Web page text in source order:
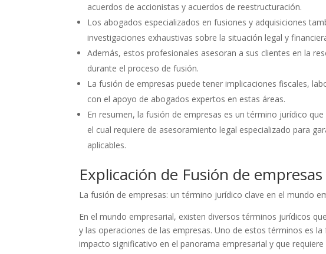
acuerdos de accionistas y acuerdos de reestructuración.
Los abogados especializados en fusiones y adquisiciones
investigaciones exhaustivas sobre la situación legal y
Además, estos profesionales asesoran a sus clientes en la
durante el proceso de fusión.
La fusión de empresas puede tener implicaciones fiscales,
con el apoyo de abogados expertos en estas áreas.
En resumen, la fusión de empresas es un término jurídico
el cual requiere de asesoramiento legal especializado para
aplicables.
Explicación de Fusión de empresas
La fusión de empresas: un término jurídico clave en el mundo
En el mundo empresarial, existen diversos términos jurídicos
y las operaciones de las empresas. Uno de estos términos es
impacto significativo en el panorama empresarial y que